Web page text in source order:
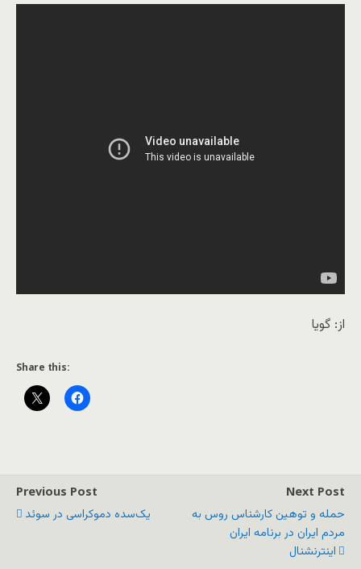
از: گویا
Share this:
Previous Post
یک‌سده دموکراسی در سوئد
Next Post
حمله و توهین کارشناس روس به
مردم ایران در برنامه ایران
اینترنشنال